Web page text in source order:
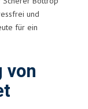
und
für ein
von